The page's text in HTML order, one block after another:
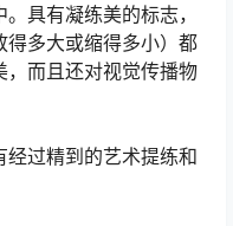
具有凝练美的标志，
得多大或缩得多小）都
，而且还对视觉传播物
过精到的艺术提练和